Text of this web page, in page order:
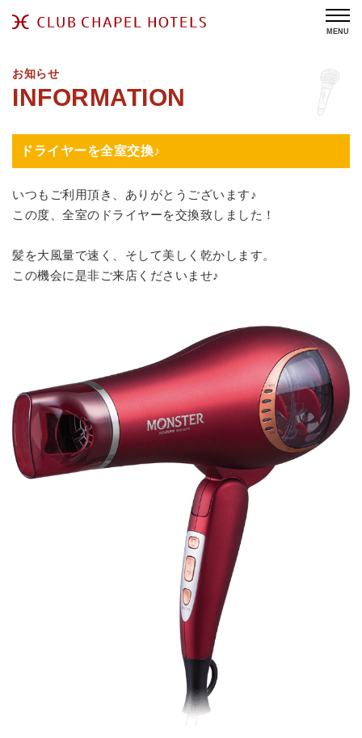
MENU
お知らせ
ドライヤーを全室交換♪
いつもご利用頂き、ありがとうございます♪
この度、全室のドライヤーを交換致しました！
髪を大風量で速く、そして美しく乾かします。
この機会に是非ご来店くださいませ♪